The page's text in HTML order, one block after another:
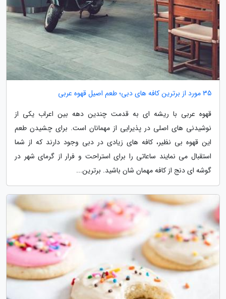
35 مورد از برترین کافه های دبی؛ طعم اصیل قهوه عربی
قهوه عربی با ریشه ای به قدمت چندین دهه بین اعراب یکی از
نوشیدنی های اصلی در پذیرایی از مهمانان است. برای چشیدن طعم
این قهوه بی نظیر، کافه های زیادی در دبی وجود دارند که از شما
استقبال می نمایند ساعاتی را برای استراحت و فرار از گرمای شهر در
گوشه ای دنج از کافه مهمان شان باشید. برترین...